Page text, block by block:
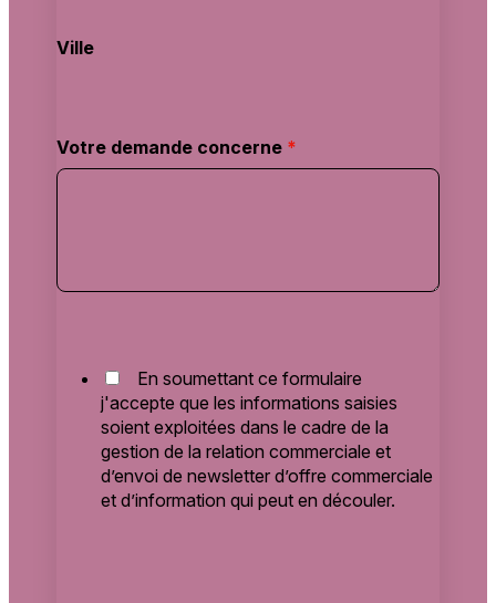
Ville
Votre demande concerne *
En soumettant ce formulaire
j'accepte que les informations saisies
soient exploitées dans le cadre de la
gestion de la relation commerciale et
d’envoi de newsletter d’offre commerciale
et d’information qui peut en découler.